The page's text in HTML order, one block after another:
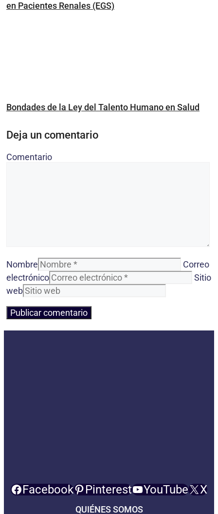
en Pacientes Renales (EGS)
Bondades de la Ley del Talento Humano en Salud
Deja un comentario
Comentario
Nombre
Correo
electrónico
Sitio
web
Facebook Pinterest YouTube X
QUIÉNES SOMOS